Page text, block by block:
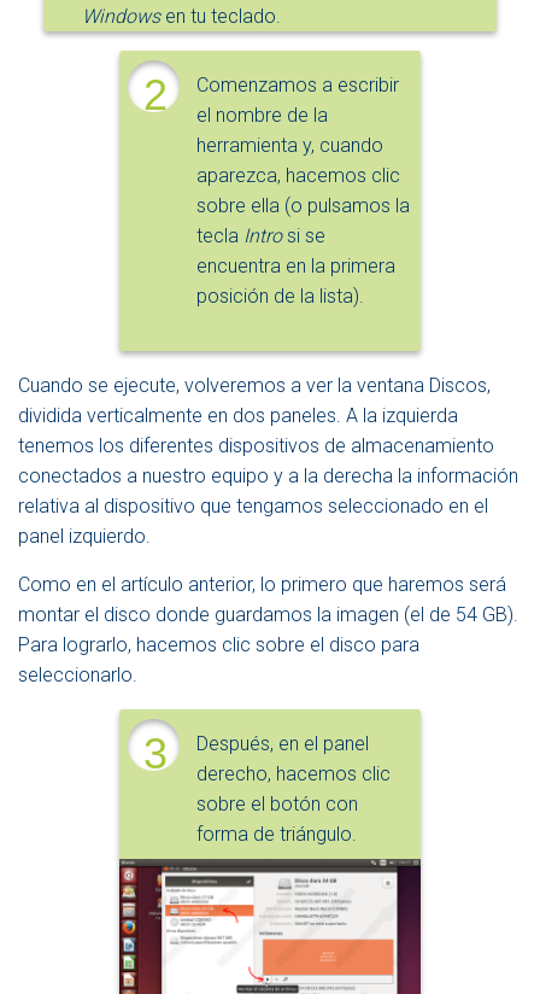
Windowsen tu teclado.
2
Comenzamos a escribir
el nombre de la
herramienta y, cuando
aparezca, hacemos clic
sobre ella (o pulsamos la
tecla Introsi se
encuentra en la primera
posición de la lista).
Cuando se ejecute, volveremos a ver la ventana Discos,
dividida verticalmente en dos paneles. A la izquierda
tenemos los diferentes dispositivos de almacenamiento
conectados a nuestro equipo y a la derecha la información
relativa al dispositivo que tengamos seleccionado en el
panel izquierdo.
Como en el artículo anterior, lo primero que haremos será
montar el disco donde guardamos la imagen (el de 54 GB).
Para lograrlo, hacemos clic sobre el disco para
seleccionarlo.
3
Después, en el panel
derecho, hacemos clic
sobre el botón con
forma de triángulo.